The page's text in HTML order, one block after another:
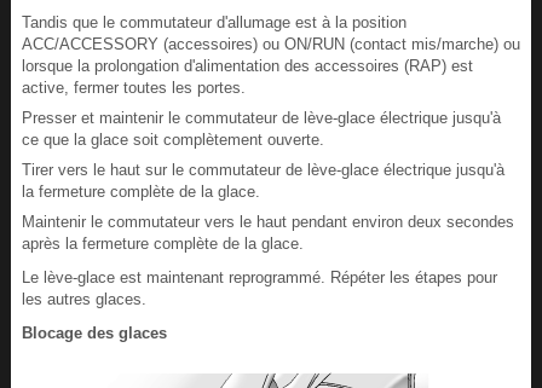
Tandis que le commutateur d'allumage est à la position
ACC/ACCESSORY (accessoires) ou ON/RUN (contact mis/marche) ou
lorsque la prolongation d'alimentation des accessoires (RAP) est
active, fermer toutes les portes.
Presser et maintenir le commutateur de lève-glace électrique jusqu'à
ce que la glace soit complètement ouverte.
Tirer vers le haut sur le commutateur de lève-glace électrique jusqu'à
la fermeture complète de la glace.
Maintenir le commutateur vers le haut pendant environ deux secondes
après la fermeture complète de la glace.
Le lève-glace est maintenant reprogrammé. Répéter les étapes pour
les autres glaces.
Blocage des glaces